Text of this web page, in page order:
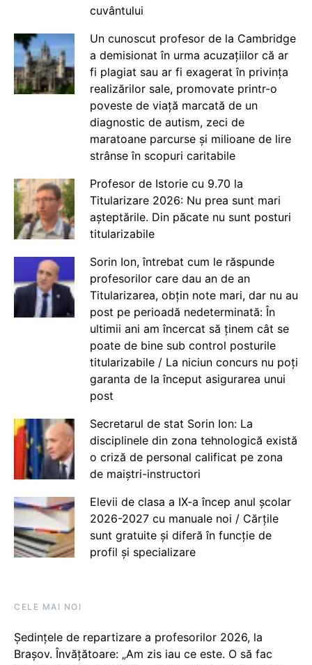
cuvântului
Un cunoscut profesor de la Cambridge
a demisionat în urma acuzațiilor că ar
fi plagiat sau ar fi exagerat în privința
realizărilor sale, promovate printr-o
poveste de viață marcată de un
diagnostic de autism, zeci de
maratoane parcurse și milioane de lire
strânse în scopuri caritabile
Profesor de Istorie cu 9.70 la
Titularizare 2026: Nu prea sunt mari
așteptările. Din păcate nu sunt posturi
titularizabile
Sorin Ion, întrebat cum le răspunde
profesorilor care dau an de an
Titularizarea, obțin note mari, dar nu au
post pe perioadă nedeterminată: În
ultimii ani am încercat să ținem cât se
poate de bine sub control posturile
titularizabile / La niciun concurs nu poți
garanta de la început asigurarea unui
post
Secretarul de stat Sorin Ion: La
disciplinele din zona tehnologică există
o criză de personal calificat pe zona
de maiștri-instructori
Elevii de clasa a IX-a încep anul școlar
2026-2027 cu manuale noi / Cărțile
sunt gratuite și diferă în funcție de
profil și specializare
CELE MAI NOI
Ședințele de repartizare a profesorilor 2026, la
Brașov. Învățătoare: „Am zis iau ce este. O să fac